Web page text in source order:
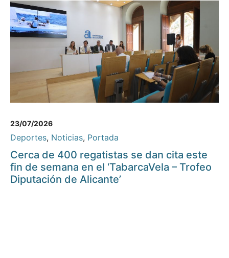
23/07/2026
Deportes, Noticias, Portada
Cerca de 400 regatistas se dan cita este
fin de semana en el ‘TabarcaVela – Trofeo
Diputación de Alicante’